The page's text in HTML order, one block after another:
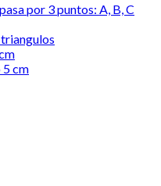
por 3 puntos: A, B, C
triangulos
5 cm